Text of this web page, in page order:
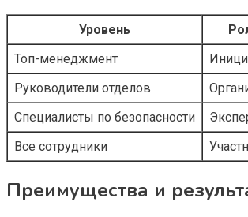
Уровень
Топ-менеджмент
Руководители отделов
Специалисты по безопасности
Все сотрудники
Преимущества и